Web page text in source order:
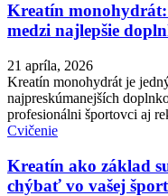
Kreatín
medzi najlepšie
21 apríla, 2026
Kreatín monohydrát je
najpreskúmanejších
profesionálni športovci aj
Cvičenie
Kreatín ako základ
chýbať vo vašej